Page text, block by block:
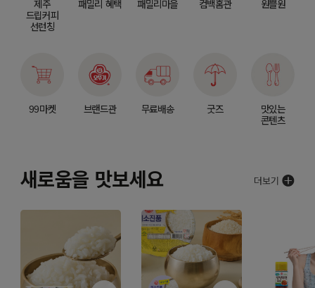
제주
드립커피
선런칭
패밀리 혜택 패밀리마을 컴백홈관 원쁠원
99마켓 브랜드관 무료배송 굿즈
맛있는
콘텐츠
새로움을 맛보세요